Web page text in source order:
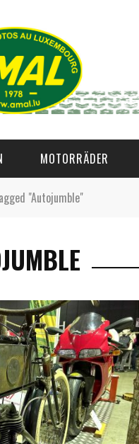
MOTORRÄDER
"Autojumble"